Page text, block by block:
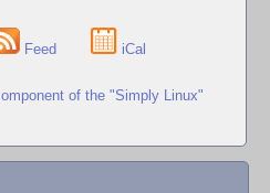
Feed iCal
of the "Simply Linux"